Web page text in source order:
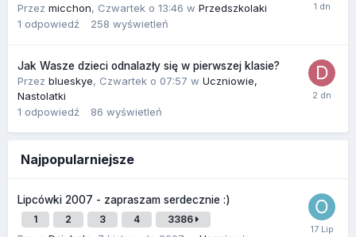
Przez micchon, Czwartek o 13:46 w Przedszkolaki
1 odpowiedź 258 wyświetleń
Jak Wasze dzieci odnalazły się w pierwszej klasie?
Przez blueskye, Czwartek o 07:57 w Uczniowie,
Nastolatki
1 odpowiedź 86 wyświetleń
Najpopularniejsze
Lipcówki 2007 - zapraszam serdecznie :)
1 2 3 4 3386